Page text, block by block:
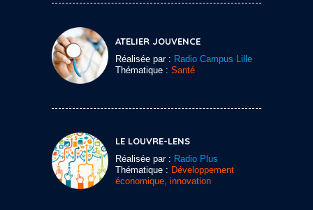
ATELIER JOUVENCE
Réalisée par : Radio Campus Lille
Thématique : Santé
LE LOUVRE-LENS
Réalisée par : Radio Plus
Thématique : Développement
économique, innovation